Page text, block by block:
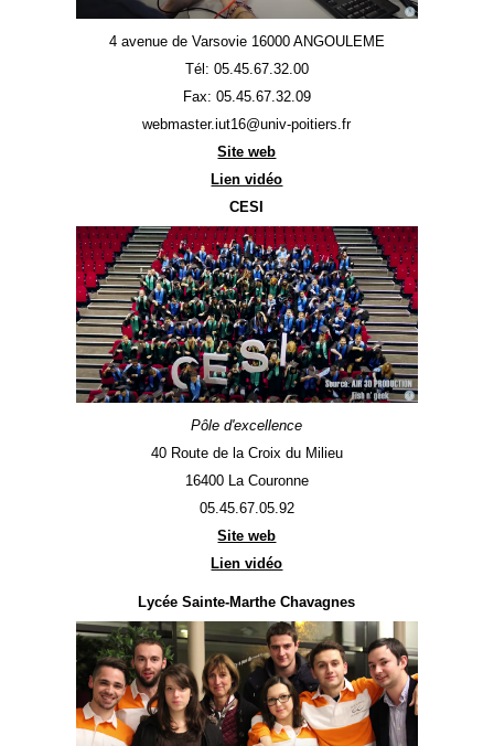
4 avenue de Varsovie 16000 ANGOULEME
Tél: 05.45.67.32.00
Fax: 05.45.67.32.09
webmaster.iut16@univ-poitiers.fr
Site web
Lien vidéo
CESI
Pôle d'excellence
40 Route de la Croix du Milieu
16400 La Couronne
05.45.67.05.92
Site web
Lien vidéo
Lycée Sainte-Marthe Chavagnes